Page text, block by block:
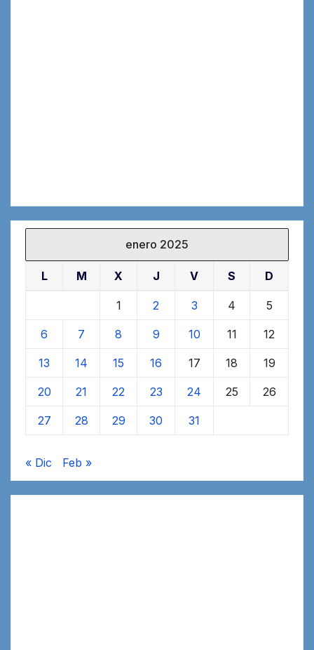
enero 2025
L M X J V S D
1 2 3 4 5
6 7 8 9 10 11 12
13 14 15 16 17 18 19
20 21 22 23 24 25 26
27 28 29 30 31
« Dic Feb »